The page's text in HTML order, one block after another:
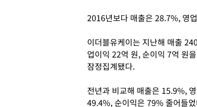
2016년보다 매출은 28.7%, 영
이더블유케이는 지난해 매출
업이익 22억 원, 순이익 7억 원
잠정집계됐다.
전년과 비교해 매출은 15.9%,
49.4%, 순이익은 79% 줄어들